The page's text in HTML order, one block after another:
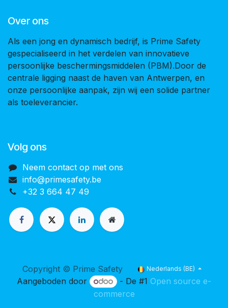
Over ons
Als een jong en dynamisch bedrijf, is Prime Safety
gespecialiseerd in het verdelen van innovatieve
persoonlijke beschermingsmiddelen (PBM).Door de
centrale ligging naast de haven van Antwerpen, en
onze persoonlijke aanpak, zijn wij een solide partner
als toeleverancier.
Volg ons
Neem contact op met ons
info@primesafety.be
+32 3 664 47 49
Copyright © Prime Safety Nederlands (BE)
Aangeboden door - De #1Open source e-
commerce